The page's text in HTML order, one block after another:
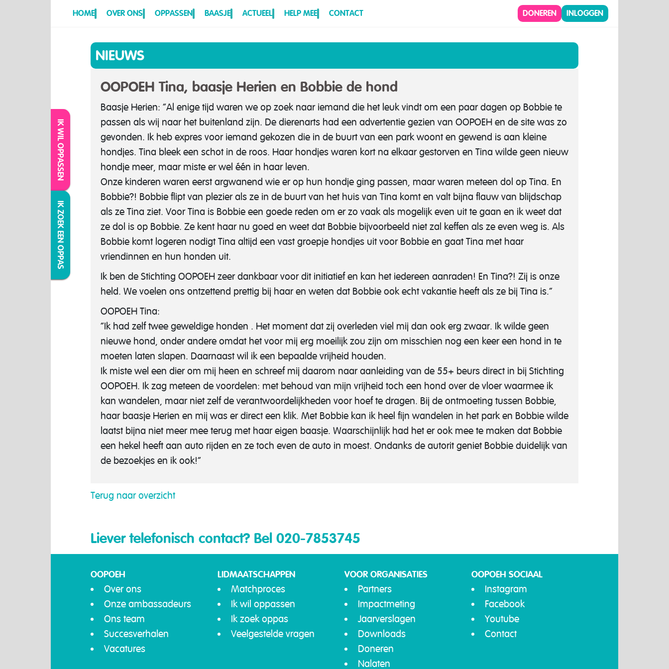
HOME OVER ONS OPPASSEN BAASJE ACTUEEL HELP MEE CONTACT DONEREN INLOGGEN
IK WIL OPPASSEN
IK ZOEK EEN OPPAS
NIEUWS
OOPOEH Tina, baasje Herien en Bobbie de hond
Baasje Herien: “Al enige tijd waren we op zoek naar iemand die het leuk vindt om een paar dagen op Bobbie te
passen als wij naar het buitenland zijn. De dierenarts had een advertentie gezien van OOPOEH en de site was zo
gevonden. Ik heb expres voor iemand gekozen die in de buurt van een park woont en gewend is aan kleine
hondjes. Tina bleek een schot in de roos. Haar hondjes waren kort na elkaar gestorven en Tina wilde geen nieuw
hondje meer, maar miste er wel één in haar leven.
Onze kinderen waren eerst argwanend wie er op hun hondje ging passen, maar waren meteen dol op Tina. En
Bobbie?! Bobbie flipt van plezier als ze in de buurt van het huis van Tina komt en valt bijna flauw van blijdschap
als ze Tina ziet. Voor Tina is Bobbie een goede reden om er zo vaak als mogelijk even uit te gaan en ik weet dat
ze dol is op Bobbie. Ze kent haar nu goed en weet dat Bobbie bijvoorbeeld niet zal keffen als ze even weg is. Als
Bobbie komt logeren nodigt Tina altijd een vast groepje hondjes uit voor Bobbie en gaat Tina met haar
vriendinnen en hun honden uit.
Ik ben de Stichting OOPOEH zeer dankbaar voor dit initiatief en kan het iedereen aanraden! En Tina?! Zij is onze
held. We voelen ons ontzettend prettig bij haar en weten dat Bobbie ook echt vakantie heeft als ze bij Tina is.”
OOPOEH Tina:
“Ik had zelf twee geweldige honden . Het moment dat zij overleden viel mij dan ook erg zwaar. Ik wilde geen
nieuwe hond, onder andere omdat het voor mij erg moeilijk zou zijn om misschien nog een keer een hond in te
moeten laten slapen. Daarnaast wil ik een bepaalde vrijheid houden.
Ik miste wel een dier om mij heen en schreef mij daarom naar aanleiding van de 55+ beurs direct in bij Stichting
OOPOEH. Ik zag meteen de voordelen: met behoud van mijn vrijheid toch een hond over de vloer waarmee ik
kan wandelen, maar niet zelf de verantwoordelijkheden voor hoef te dragen. Bij de ontmoeting tussen Bobbie,
haar baasje Herien en mij was er direct een klik. Met Bobbie kan ik heel fijn wandelen in het park en Bobbie wilde
laatst bijna niet meer mee terug met haar eigen baasje. Waarschijnlijk had het er ook mee te maken dat Bobbie
een hekel heeft aan auto rijden en ze toch even de auto in moest. Ondanks de autorit geniet Bobbie duidelijk van
de bezoekjes en ik ook!”
Terug naar overzicht
Liever telefonisch contact? Bel 020-7853745
OOPOEH
Over ons
Onze ambassadeurs
Ons team
Succesverhalen
Vacatures
LIDMAATSCHAPPEN
Matchproces
Ik wil oppassen
Ik zoek oppas
Veelgestelde vragen
VOOR ORGANISATIES
Partners
Impactmeting
Jaarverslagen
Downloads
Doneren
Nalaten
OOPOEH SOCIAAL
Instagram
Facebook
Youtube
Contact